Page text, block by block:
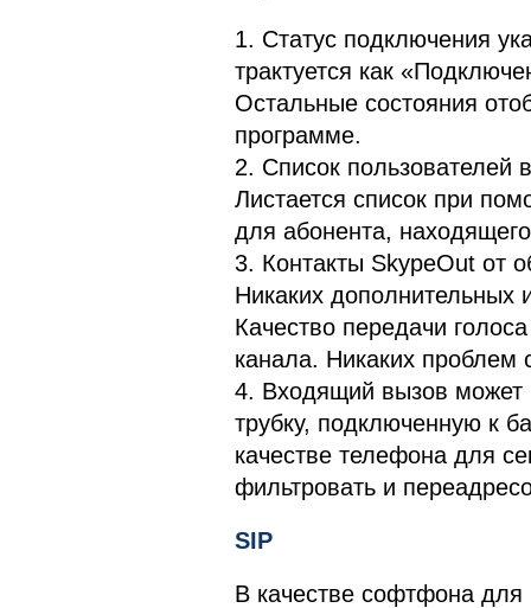
1. Статус подключения
трактуется как
Остальные состояния
программе.
2. Список пользователей
Листается список при
для абонента,
3. Контакты SkypeOut от
Никаких дополнительных
Качество передачи
канала. Никаких
4. Входящий вызов может
трубку, подключенную к
качестве телефона для
фильтровать и
SIP
В качестве софтфона для